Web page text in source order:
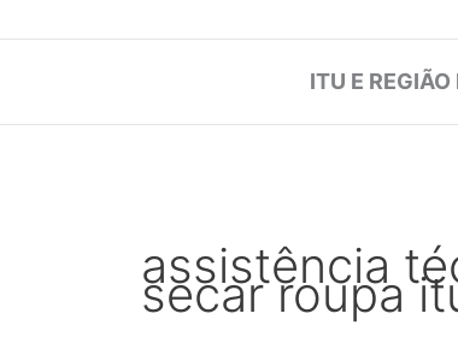
ITU E
assistência
secar roupa